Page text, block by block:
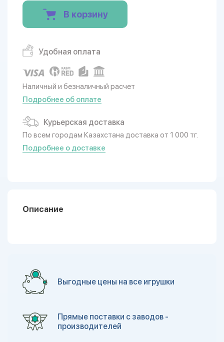
В корзину
Удобная оплата
Наличный и безналичный расчет
Подробнее об оплате
Курьерская доставка
По всем городам Казахстана доставка от 1 000 тг.
Подробнее о доставке
Описание
Выгодные цены на все игрушки
Прямые поставки с заводов -
производителей